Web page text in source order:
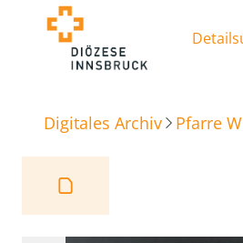
Digitales Archiv Pfarre